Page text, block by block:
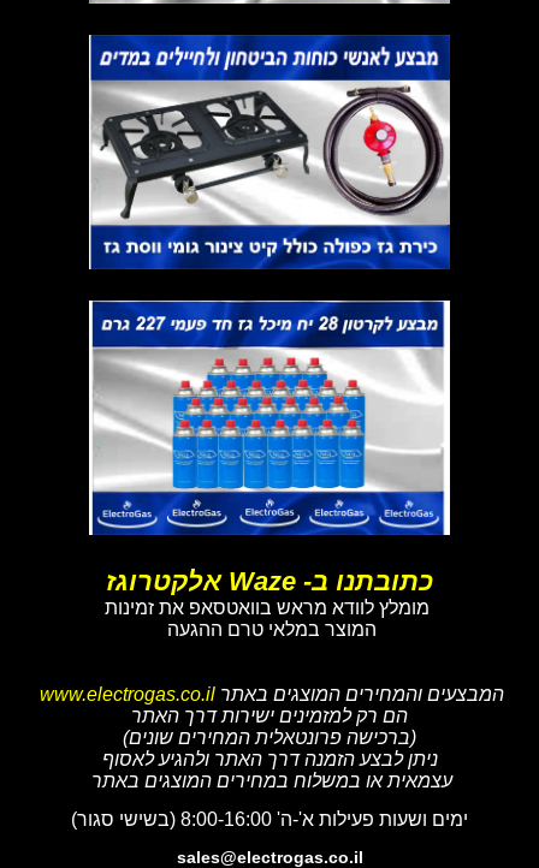
כתובתנו ב- Waze אלקטרוגז
מומלץ לוודא מראש בוואטסאפ את זמינות
המוצר במלאי טרם ההגעה
המבצעים והמחירים המוצגים באתר www.electrogas.co.il
הם רק למזמינים ישירות דרך האתר
(ברכישה פרונטאלית המחירים שונים)
ניתן לבצע הזמנה דרך האתר ולהגיע לאסוף
עצמאית או במשלוח במחירים המוצגים באתר
ימים ושעות פעילות א'-ה' 8:00-16:00 (בשישי סגור)
sales@electrogas.co.il